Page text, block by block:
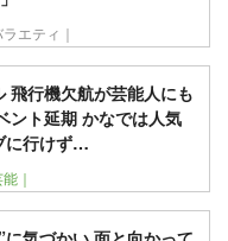
ラエティ｜
飛行機欠航が芸能人にも
ント延期 かなでは人気
に行けず…
能｜